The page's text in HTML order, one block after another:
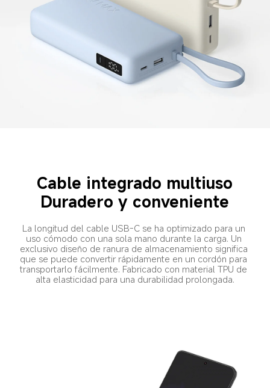
Cable integrado multiuso
Duradero y conveniente
La longitud del cable USB-C se ha optimizado para un
uso cómodo con una sola mano durante la carga. Un
exclusivo diseño de ranura de almacenamiento significa
que se puede convertir rápidamente en un cordón para
transportarlo fácilmente. Fabricado con material TPU de
alta elasticidad para una durabilidad prolongada.